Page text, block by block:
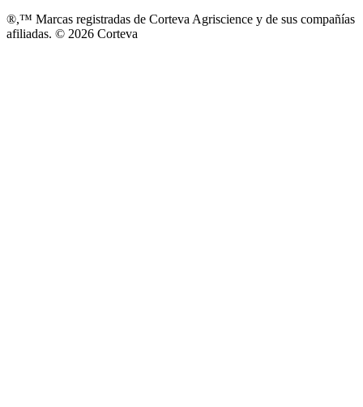
®,™ Marcas registradas de Corteva Agriscience y de sus compañías
afiliadas. © 2026 Corteva